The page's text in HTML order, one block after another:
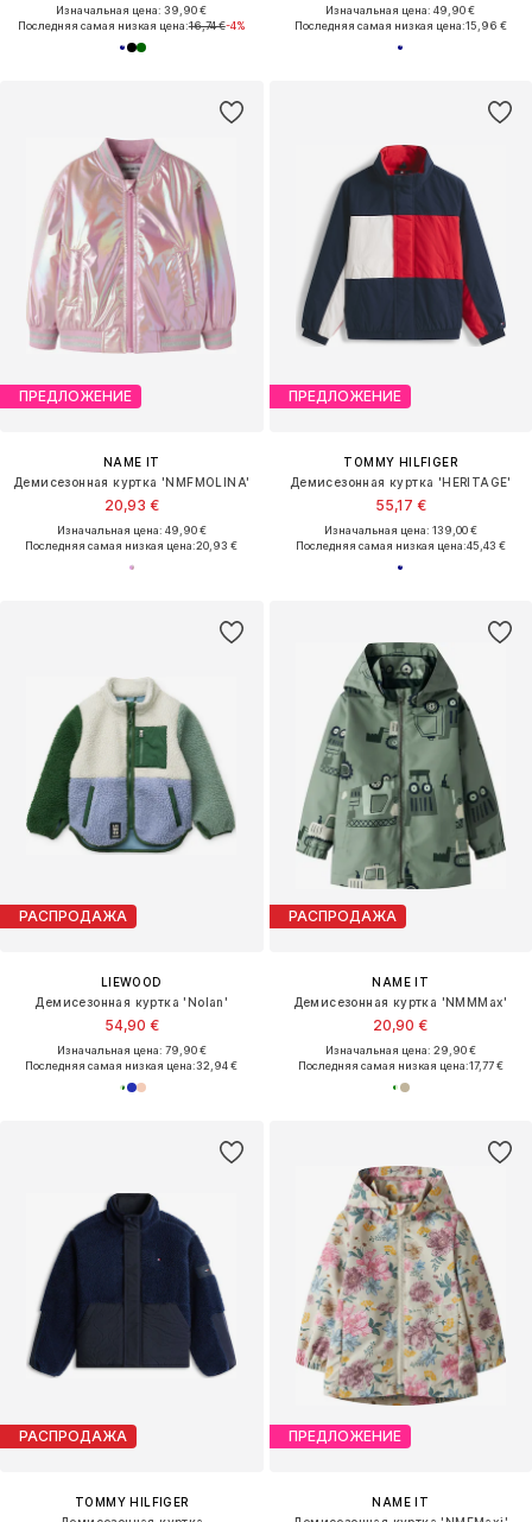
Изначальная цена: 39,90 €
Последняя самая низкая цена:16,74 €-4%
Изначальная цена: 49,90 €
Последняя самая низкая цена:15,96 €
ПРЕДЛОЖЕНИЕ
NAME IT
Демисезонная куртка 'NMFMOLINA'
20,93 €
Изначальная цена: 49,90 €
Последняя самая низкая цена:20,93 €
ПРЕДЛОЖЕНИЕ
TOMMY HILFIGER
Демисезонная куртка 'HERITAGE'
55,17 €
Изначальная цена: 139,00 €
Последняя самая низкая цена:45,43 €
РАСПРОДАЖА
LIEWOOD
Демисезонная куртка 'Nolan'
54,90 €
Изначальная цена: 79,90 €
Последняя самая низкая цена:32,94 €
РАСПРОДАЖА
NAME IT
Демисезонная куртка 'NMMMax'
20,90 €
Изначальная цена: 29,90 €
Последняя самая низкая цена:17,77 €
РАСПРОДАЖА
TOMMY HILFIGER
ПРЕДЛОЖЕНИЕ
NAME IT